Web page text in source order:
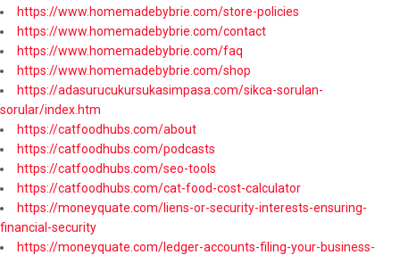
https://www.homemadebybrie.com/store-policies
https://www.homemadebybrie.com/contact
https://www.homemadebybrie.com/faq
https://www.homemadebybrie.com/shop
https://adasurucukursukasimpasa.com/sikca-sorulan-
sorular/index.htm
https://catfoodhubs.com/about
https://catfoodhubs.com/podcasts
https://catfoodhubs.com/seo-tools
https://catfoodhubs.com/cat-food-cost-calculator
https://moneyquate.com/liens-or-security-interests-ensuring-
financial-security
https://moneyquate.com/ledger-accounts-filing-your-business-